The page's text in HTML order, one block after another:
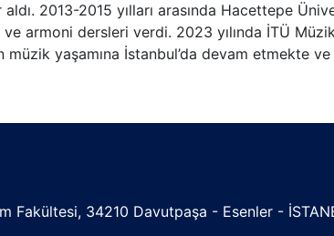
2013-2015 yılları arasında Hacettepe
armoni dersleri verdi. 2023 yılında İTÜ
yaşamına İstanbul’da devam etmekte
Fakültesi, 34210 Davutpaşa - Esenler -